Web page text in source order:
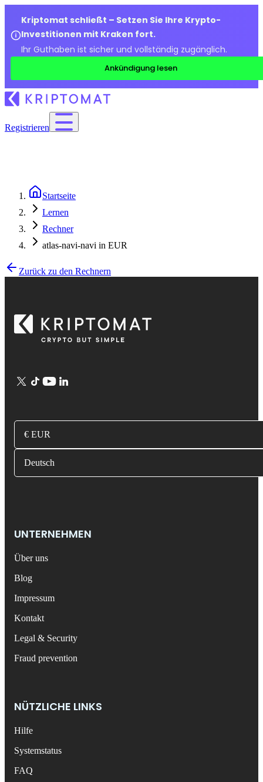
Kriptomat schließt – Setzen Sie Ihre Krypto-
Investitionen mit Kraken fort.
Ihr Guthaben ist sicher und vollständig zugänglich.
Ankündigung lesen
Registrieren
Startseite
Lernen
Rechner
atlas-navi-navi in EUR
Zurück zu den Rechnern
€ EUR
Deutsch
UNTERNEHMEN
Über uns
Blog
Impressum
Kontakt
Legal & Security
Fraud prevention
NÜTZLICHE LINKS
Hilfe
Systemstatus
FAQ